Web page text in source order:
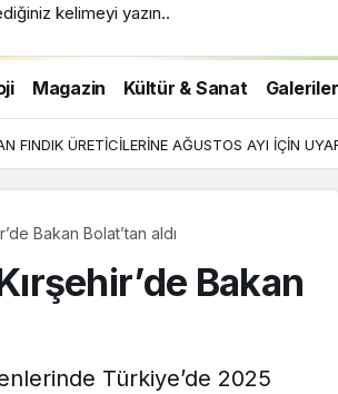
kelimeyi yazın..
Magazin Kültür & Sanat Galeriler
FINDIK ÜRETİCİLERİNE AĞUSTOS AYI İÇİN
Bakan Bolat’tan aldı
Bakan
Türkiye’de 2025